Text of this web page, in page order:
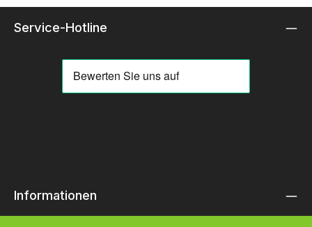
Service-Hotline
Informationen